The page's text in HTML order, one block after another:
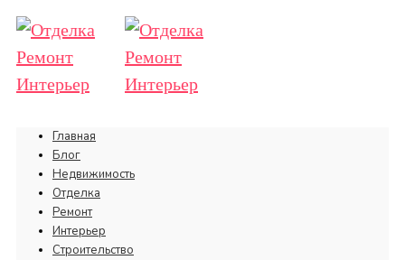
Главная
Блог
Недвижимость
Отделка
Ремонт
Интерьер
Строительство